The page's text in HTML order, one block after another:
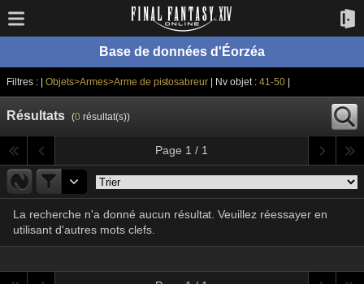
Base de données d'Éorzéa
Filtres : | Objets>Armes>Arme de pistosabreur | Nv objet :41-50
Résultats (0résultat(s))
Page 1 / 1
La recherche n'a donné aucun résultat. Veuillez réessayer en
utilisant d'autres mots clefs.